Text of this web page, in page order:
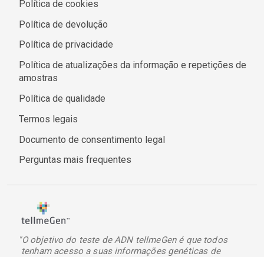
Política de cookies
Política de devolução
Política de privacidade
Política de atualizações da informação e repetições de
amostras
Política de qualidade
Termos legais
Documento de consentimento legal
Perguntas mais frequentes
"O objetivo do teste de ADN tellmeGen é que todos
tenham acesso a suas informações genéticas de